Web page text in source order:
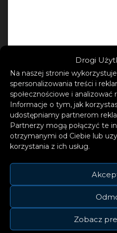
Drogi
Na naszej stronie
spersonalizowania treści i
społecznościowe i analizować
Informacje o tym, jak
udostępniamy partnerom
Partnerzy mogą połączyć te
otrzymanymi od Ciebie lub
korzystania z ich usług.
Zobacz
Wyświetl ten post na